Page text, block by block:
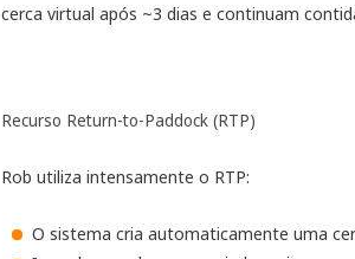
cerca virtual após ~3 dias e continuam
Recurso Return-to-Paddock (RTP)
Rob utiliza intensamente o RTP:
O sistema cria automaticamente uma